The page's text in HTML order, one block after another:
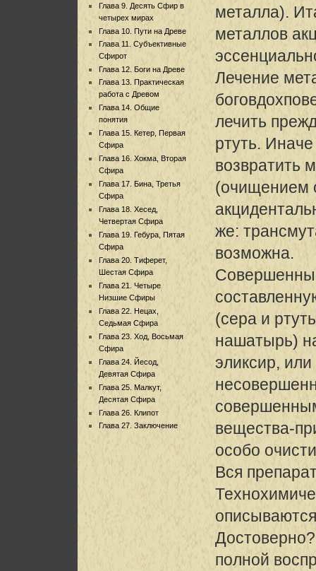
Глава 9. Десять Сфир в
четырех мирах
Глава 10. Пути на Древе
Глава 11. Субъективные
Сфирот
Глава 12. Боги на Древе
Глава 13. Практическая
работа с Древом
Глава 14. Общие
понятия
Глава 15. Кетер, Первая
Сфира
Глава 16. Хокма, Вторая
Сфира
Глава 17. Бина, Третья
Сфира
Глава 18. Хесед,
Четвертая Сфира
Глава 19. Гебура, Пятая
Сфира
Глава 20. Тиферет,
Шестая Сфира
Глава 21. Четыре
Низшие Сфиры
Глава 22. Нецах,
Седьмая Сфира
Глава 23. Ход, Восьмая
Сфира
Глава 24. Йесод,
Девятая Сфира
Глава 25. Малкут,
Десятая Сфира
Глава 26. Клипот
Глава 27. Заключение
металла).
металлов
Лечение
лечить
ртуть.
возвратить
(очищением
же:
возможна.
(сера и
нашатырь)
эликсир,
вещества-
особо
Вся
полной